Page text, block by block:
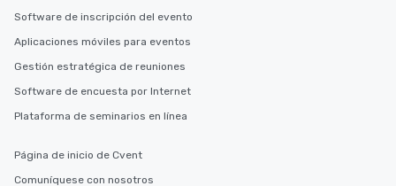
Software de inscripción del evento
Aplicaciones móviles para eventos
Gestión estratégica de reuniones
Software de encuesta por Internet
Plataforma de seminarios en línea
Página de inicio de Cvent
Comuníquese con nosotros